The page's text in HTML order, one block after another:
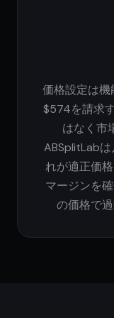
価格設定は
$574を請求
はなく市
ABSplitLab
れが適正価
マージンを
の価格で